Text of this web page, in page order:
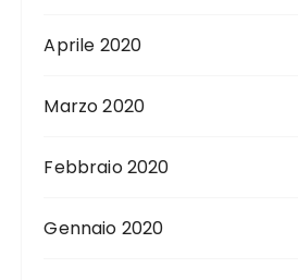
Aprile 2020
Marzo 2020
Febbraio 2020
Gennaio 2020